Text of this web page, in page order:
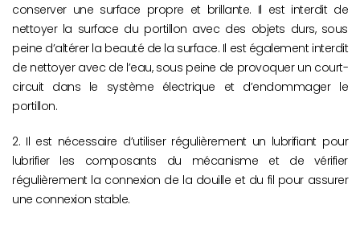
conserver une surface propre et brillante. Il est interdit de
nettoyer la surface du portillon avec des objets durs, sous
peine d’altérer la beauté de la surface. Il est également interdit
de nettoyer avec de l’eau, sous peine de provoquer un court-
circuit dans le système électrique et d’endommager le
portillon.
2. Il est nécessaire d’utiliser régulièrement un lubrifiant pour
lubrifier les composants du mécanisme et de vérifier
régulièrement la connexion de la douille et du fil pour assurer
une connexion stable.